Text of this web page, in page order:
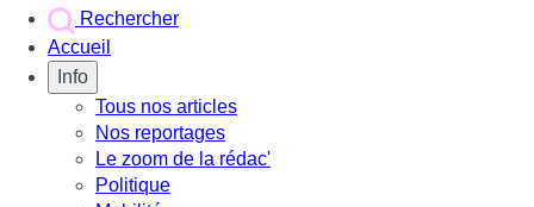
Rechercher
Accueil
Info
Tous nos articles
Nos reportages
Le zoom de la rédac'
Politique